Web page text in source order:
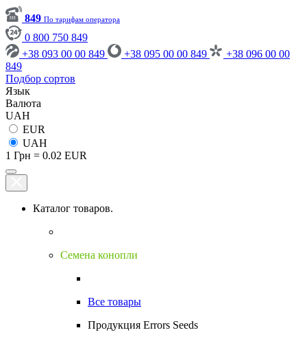
849 По тарифам оператора
0 800 750 849
+38 093 00 00 849
+38 095 00 00 849
+38 096 00 00
849
Подбор сортов
Язык
Валюта
UAH
EUR
UAH
1 Грн = 0.02 EUR
Каталог товаров.
Семена конопли
Все товары
Продукция Errors Seeds